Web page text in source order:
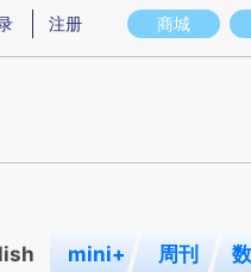
图存在偏差。不代表财新观点和立
商城
注册
mini+ 周刊